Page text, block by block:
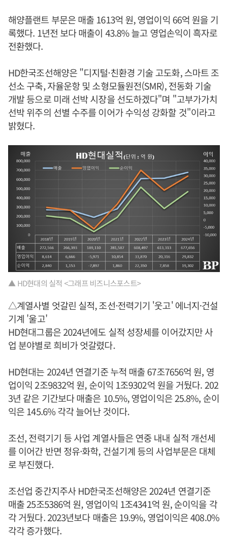
해양플랜트 부문은 매출 1613억 원, 영업이익 66억 원을 기
록했다. 1년전 보다 매출이 43.8% 늘고 영업손익이 흑자로
전환했다.
HD한국조선해양은 "디지털·친환경 기술 고도화, 스마트 조
선소 구축, 자율운항 및 소형모듈원전(SMR), 전동화 기술
개발 등으로 미래 선박 시장을 선도하겠다"며 "고부가가치
선박 위주의 선별 수주를 이어가 수익성 강화할 것"이라고
밝혔다.
▲ HD현대의 실적 <그래프 비즈니스포스트>
△계열사별 엇갈린 실적, 조선·전력기기 '웃고' 에너지·건설
기계 '울고'
HD현대그룹은 2024년에도 실적 성장세를 이어갔지만 사
업 분야별로 희비가 엇갈렸다.
HD현대는 2024년 연결기준 누적 매출 67조7656억 원, 영
업이익 2조9832억 원, 순이익 1조9302억 원을 거뒀다. 202
3년 같은 기간보다 매출은 10.5%, 영업이익은 25.8%, 순이
익은 145.6% 각각 늘어난 것이다.
조선, 전력기기 등 사업 계열사들은 연중 내내 실적 개선세
를 이어간 반면 정유·화학, 건설기계 등의 사업부문은 대체
로 부진했다.
조선업 중간지주사 HD한국조선해양은 2024년 연결기준
매출 25조5386억 원, 영업이익 1조4341억 원, 순이익을 각
각 거뒀다. 2023년보다 매출은 19.9%, 영업이익은 408.0%
각각 증가했다.